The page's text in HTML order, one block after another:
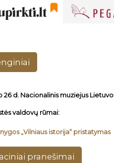
26 d. Nacionalinis muziejus
valdovų rūmai:
„Vilniaus istorija“ pristatymas
pranešimai